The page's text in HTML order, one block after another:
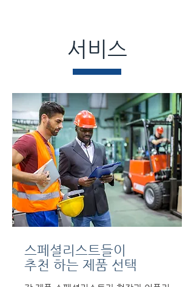
서비스
스페셜리스트들이
추천 하는 제품 선택